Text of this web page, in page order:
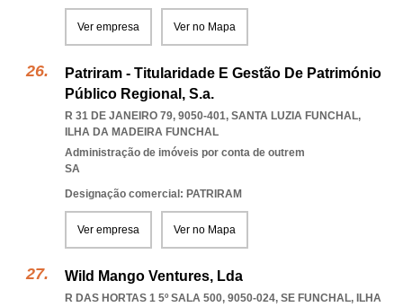
Ver empresa Ver no Mapa
Patriram - Titularidade E Gestão De Património
Público Regional, S.a.
R 31 DE JANEIRO 79, 9050-401, SANTA LUZIA FUNCHAL,
ILHA DA MADEIRA FUNCHAL
Administração de imóveis por conta de outrem
SA
Designação comercial: PATRIRAM
Ver empresa Ver no Mapa
Wild Mango Ventures, Lda
R DAS HORTAS 1 5º SALA 500, 9050-024, SE FUNCHAL, ILHA